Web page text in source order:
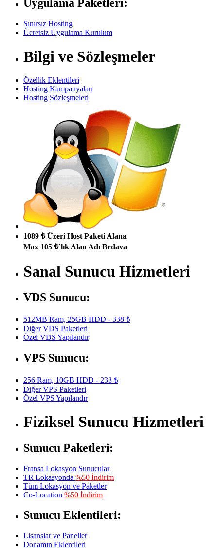
Uygulama Paketleri:
Sınırsız Hosting
Ücretsiz Uygulama Kurulum
Bilgi ve Sözleşmeler
Özellik Eklentileri
Hosting Kampanyaları
Hosting Sözleşmeleri
1089 ₺ Üzeri Host Paketi Alana
Max 105 ₺`lık Alan Adı Bedava
Sanal Sunucu Hizmetleri
VDS Sunucu:
512MB Ram, 25GB HDD - 338 ₺
Diğer VDS Paketleri
Özel VDS Yapılandır
VPS Sunucu:
256 Ram, 10GB HDD - 233 ₺
Diğer VPS Paketleri
Özel VPS Yapılandır
Fiziksel Sunucu Hizmetleri
Sunucu Paketleri:
Fransa Lokasyon Sunucular
TR Lokasyonda %50 İndirim
Tüm Lokasyon ve Paketler
Co-Location %50 İndirim
Sunucu Eklentileri:
Lisanslar ve Paneller
Donamın Eklentileri